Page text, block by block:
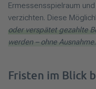
Ermessensspielraum
verzichten. Diese
oder verspätet gezahlte
werden – ohne Ausnahme.
Fristen im Blick